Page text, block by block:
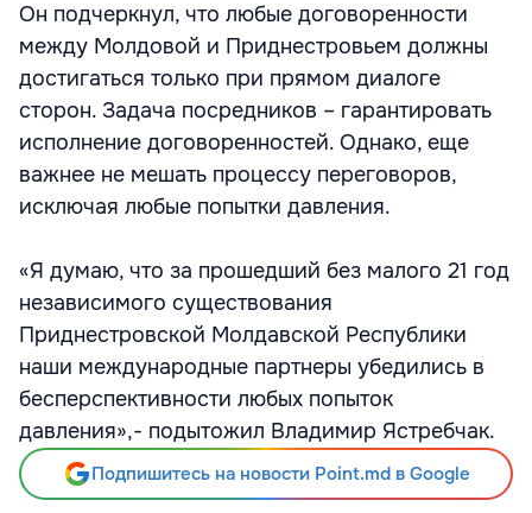
Он подчеркнул, что любые договоренности
между Молдовой и Приднестровьем должны
достигаться только при прямом диалоге
сторон. Задача посредников – гарантировать
исполнение договоренностей. Однако, еще
важнее не мешать процессу переговоров,
исключая любые попытки давления.
«Я думаю, что за прошедший без малого 21 год
независимого существования
Приднестровской Молдавской Республики
наши международные партнеры убедились в
бесперспективности любых попыток
давления»,- подытожил Владимир Ястребчак.
Подпишитесь на новости Point.md в Google